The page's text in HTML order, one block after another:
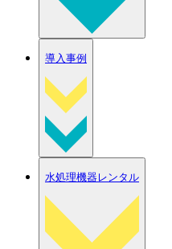
導入事例
水処理機器レンタル